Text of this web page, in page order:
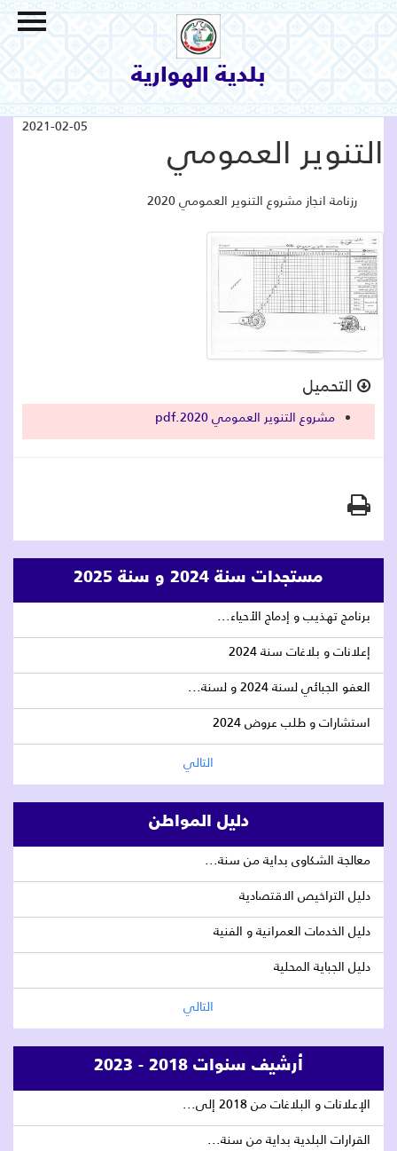
الاتصال بنا
السياحة و الثقافة
البيئة والمحيط
خدمات بلدية
البلدية
التعريف بالمنطقة
بلدية الهوارية
2021-02-05
التنوير العمومي
رزنامة انجاز مشروع التنوير العمومي 2020
التحميل
مشروع التنوير العمومي 2020.pdf
مستجدات سنة 2024 و سنة 2025
برنامج تهذيب و إدماج الأحياء...
إعلانات و بلاغات سنة 2024
العفو الجبائي لسنة 2024 و لسنة...
استشارات و طلب عروض 2024
التالي
دليل المواطن
معالجة الشكاوى بداية من سنة...
دليل التراخيص الاقتصادية
دليل الخدمات العمرانية و الفنية
دليل الجباية المحلية
التالي
أرشيف سنوات 2018 - 2023
الإعلانات و البلاغات من 2018 إلى...
القرارات البلدية بداية من سنة...